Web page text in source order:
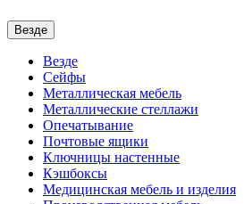
Везде
Везде
Сейфы
Металлическая мебель
Металлические стеллажи
Опечатывание
Почтовые ящики
Ключницы настенные
Кэшбоксы
Медицинская мебель и изделия